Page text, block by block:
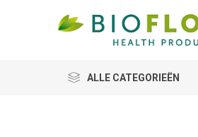
ALLE CATEGORIEËN